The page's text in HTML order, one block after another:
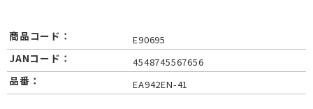
商品コード： E90695
JANコード： 4548745567656
品番： EA942EN-41